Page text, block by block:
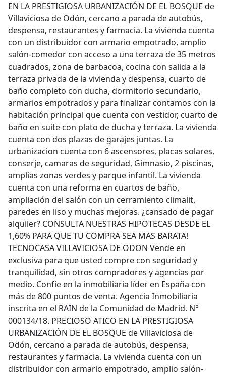
EN LA PRESTIGIOSA URBANIZACIÓN DE EL BOSQUE de
Villaviciosa de Odón, cercano a parada de autobús,
despensa, restaurantes y farmacia. La vivienda cuenta
con un distribuidor con armario empotrado, amplio
salón-comedor con acceso a una terraza de 35 metros
cuadrados, zona de barbacoa, cocina con salida a la
terraza privada de la vivienda y despensa, cuarto de
baño completo con ducha, dormitorio secundario,
armarios empotrados y para finalizar contamos con la
habitación principal que cuenta con vestidor, cuarto de
baño en suite con plato de ducha y terraza. La vivienda
cuenta con dos plazas de garajes juntas. La
urbanizacion cuenta con 6 ascensores, placas solares,
conserje, camaras de seguridad, Gimnasio, 2 piscinas,
amplias zonas verdes y parque infantil. La vivienda
cuenta con una reforma en cuartos de baño,
ampliación del salón con un cerramiento climalit,
paredes en liso y muchas mejoras. ¿cansado de pagar
alquiler? CONSULTA NUESTRAS HIPOTECAS DESDE EL
1,60% PARA QUE TU COMPRA SEA MAS BARATA!
TECNOCASA VILLAVICIOSA DE ODON Vende en
exclusiva para que usted compre con seguridad y
tranquilidad, sin otros compradores y agencias por
medio. Confíe en la inmobiliaria líder en España con
más de 800 puntos de venta. Agencia Inmobiliaria
inscrita en el RAIN de la Comunidad de Madrid. N°
000134/18. PRECIOSO ATICO EN LA PRESTIGIOSA
URBANIZACIÓN DE EL BOSQUE de Villaviciosa de
Odón, cercano a parada de autobús, despensa,
restaurantes y farmacia. La vivienda cuenta con un
distribuidor con armario empotrado, amplio salón-